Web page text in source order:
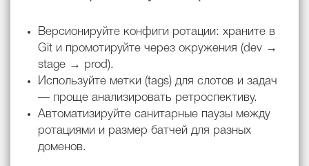
Версионируйте конфиги ротации: храните в
Git и промотируйте через окружения (dev →
stage → prod).
Используйте метки (tags) для слотов и задач
— проще анализировать ретроспективу.
Автоматизируйте санитарные паузы между
ротациями и размер батчей для разных
доменов.